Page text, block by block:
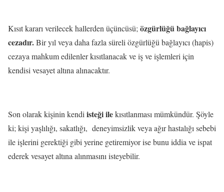
Kısıt kararı verilecek hallerden üçüncüsü;özgürlüğü bağlayıcı
cezadır.Bir yıl veya daha fazla süreli özgürlüğü bağlayıcı (hapis)
cezaya mahkum edilenler kısıtlanacak ve iş ve işlemleri için
kendisi vesayet altına alınacaktır.
Son olarak kişinin kendiisteği ilekısıtlanması mümkündür. Şöyle
ki; kişi yaşlılığı, sakatlığı, deneyimsizlik veya ağır hastalığı sebebi
ile işlerini gerektiği gibi yerine getiremiyor ise bunu iddia ve ispat
ederek vesayet altına alınmasını isteyebilir.